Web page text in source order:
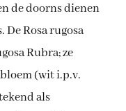
de doorns dienen
Rosa rugosa
Rubra; ze
(wit i.p.v.
als